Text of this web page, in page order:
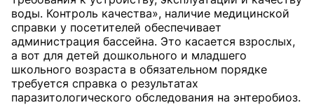
воды. Контроль качества», наличие медицинской
справки у посетителей обеспечивает
администрация бассейна. Это касается взрослых,
а вот для детей дошкольного и младшего
школьного возраста в обязательном порядке
требуется справка о результатах
паразитологического обследования на энтеробиоз.